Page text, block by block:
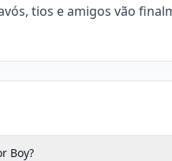
tios e amigos vão
Boy?